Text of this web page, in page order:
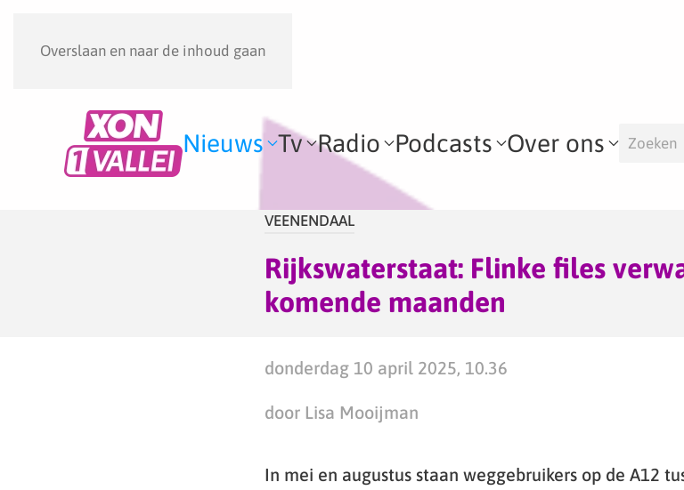
Overslaan en naar de inhoud gaan
Nieuws Tv Radio Podcasts Over ons
VEENENDAAL
Rijkswaterstaat: Flinke files
komende maanden
donderdag 10 april 2025, 10.36
door Lisa Mooijman
In mei en augustus staan weggebruikers op de A12